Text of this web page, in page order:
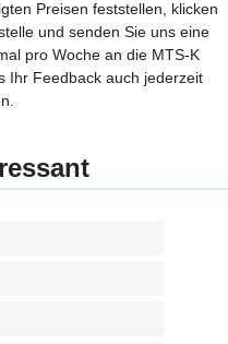
Preisen feststellen, klicken
und senden Sie uns eine
pro Woche an die MTS-K
Ihr Feedback auch jederzeit